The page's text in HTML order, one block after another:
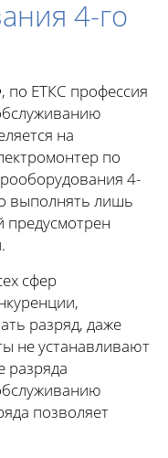
4-го
по ЕТКС профессия
на
по
4-
выполнять лишь
предусмотрен
сфер
разряд, даже
не устанавливают
разряда
позволяет